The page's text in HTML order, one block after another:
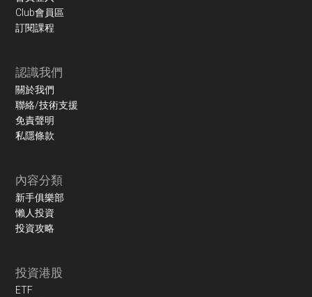
Club會員區
訂閱課程
認識我們
關於我們
聯絡/技術支援
免責聲明
私隱條款
內容分類
新手俱樂部
懶人投資
投資攻略
投資港股
ETF